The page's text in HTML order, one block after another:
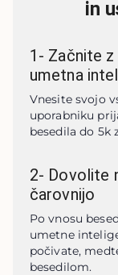
in
1 - Začnite
umetna
Vnesite svojo
uporabniku
besedila do 5k
2- Dovolite
čarovnijo
Po vnosu
umetne
počivate,
besedilom.